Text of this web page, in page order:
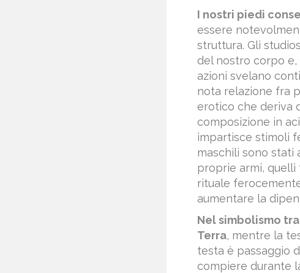
I nostri piedi
essere
struttura. Gli
del nostro corpo
azioni svelano
nota relazione fra
erotico che deriva
composizione in
impartisce stimoli
maschili sono stati
proprie armi, quelli
rituale
aumentare la
Nel simbolismo
Terra, mentre la
testa è passaggio
compiere durante